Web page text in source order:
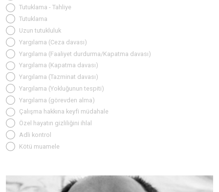
Tutuklama - Tahliye
Tutuklama
Uzun tutukluluk
Yargılama (Ceza davası)
Yargılama (Faaliyet durdurma/Kapatma davası)
Yargılama (Kapatma davası)
Yargılama (Tazminat davası)
Yargılama (Yokluğunun tespiti)
Yargılama (görevden alma)
Çalışma hakkına keyfi müdahale
Özel hayatın gizliliğini ihlal
Adli kontrol
Kötü muamele